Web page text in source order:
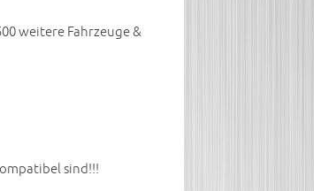
weitere Fahrzeuge &
sind!!!